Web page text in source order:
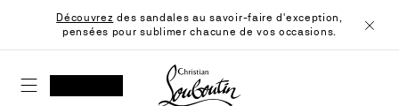
Découvrez des sandales au savoir-faire d'exception,
pensées pour sublimer chacune de vos occasions.
SHOPPING CART
Christian Louboutin - Accueil